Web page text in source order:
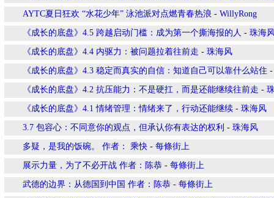
AYTC夏日狂欢 “水花少年” 泳池派对点燃青春热浪 - WillyRong
《成长的底盘》4.5 跨越启动门槛：成为第一个撕海报的人 - 珠海
《成长的底盘》4.4 内驱力：被问题拉着往前走 - 珠海风
《成长的底盘》4.3 稳定而真实的自信：知道自己可以靠什么站住
《成长的底盘》4.2 抗压能力：不是硬扛，而是还能继续往前走 -
《成长的底盘》4.1 情绪管理：情绪来了，行动还能继续 - 珠海风
3.7 包容心：不同意你的观点，但承认你有表达的权利 - 珠海风
多疑，是我的饭碗。 作者： 乘快 - 每條街上
展示力量，为了不必开战 作者：陈恭 - 每條街上
武德的边界：从德国到中国 作者：陈恭 - 每條街上